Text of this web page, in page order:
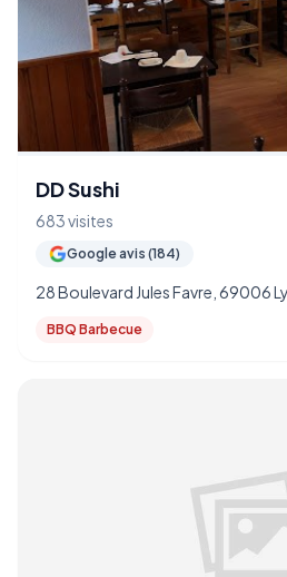
DD Sushi
683 visites
Google avis (184)
28 Boulevard Jules Favre, 69006
BBQ Barbecue